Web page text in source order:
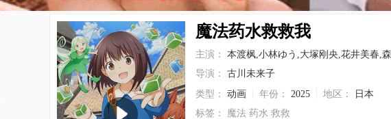
魔法药水救救我
主演：
本渡枫,小林ゆう,大塚刚央,花井美春,
导演：
古川未来子
类型：
动画 年份： 2025 地区：
日本
标签：
魔法 药水 救救